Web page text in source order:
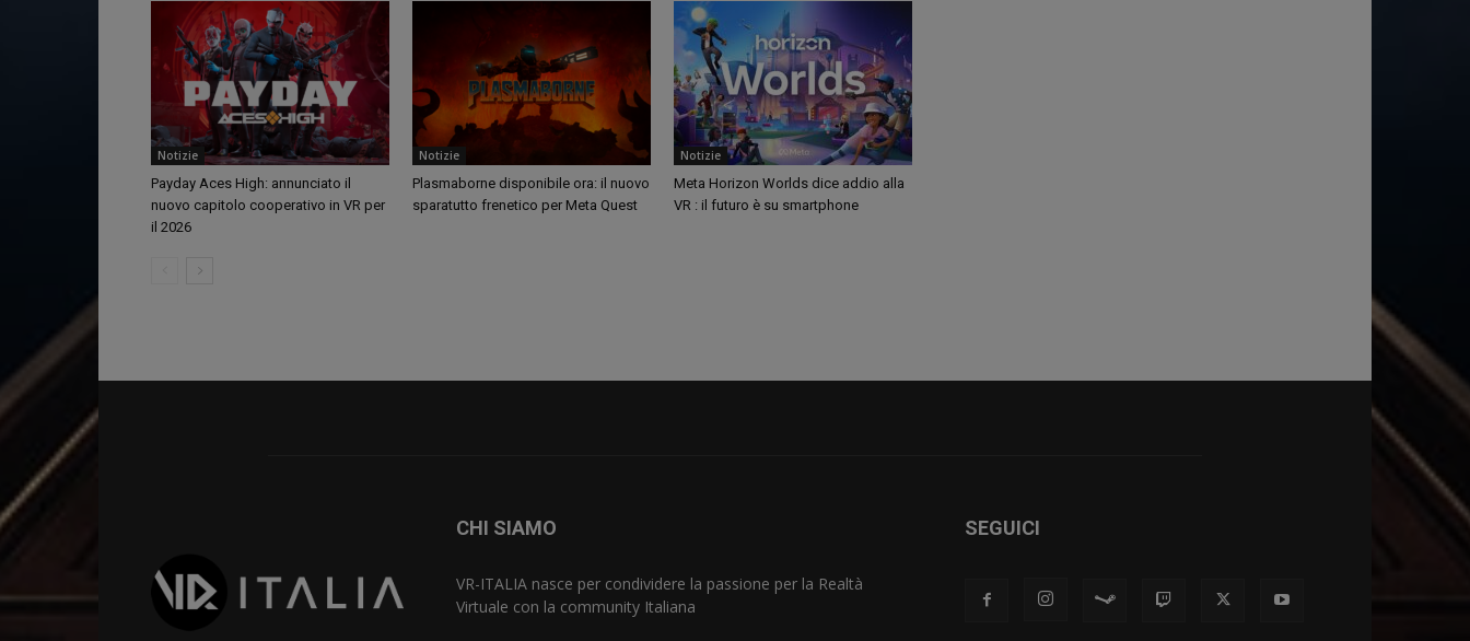
Notizie
Payday Aces High: annunciato il
nuovo capitolo cooperativo in VR per
il 2026
Notizie
Plasmaborne disponibile ora: il nuovo
sparatutto frenetico per Meta Quest
Notizie
Meta Horizon Worlds dice addio alla
VR : il futuro è su smartphone
CHI SIAMO
VR-ITALIA nasce per condividere la passione per la Realtà
Virtuale con la community Italiana
SEGUICI